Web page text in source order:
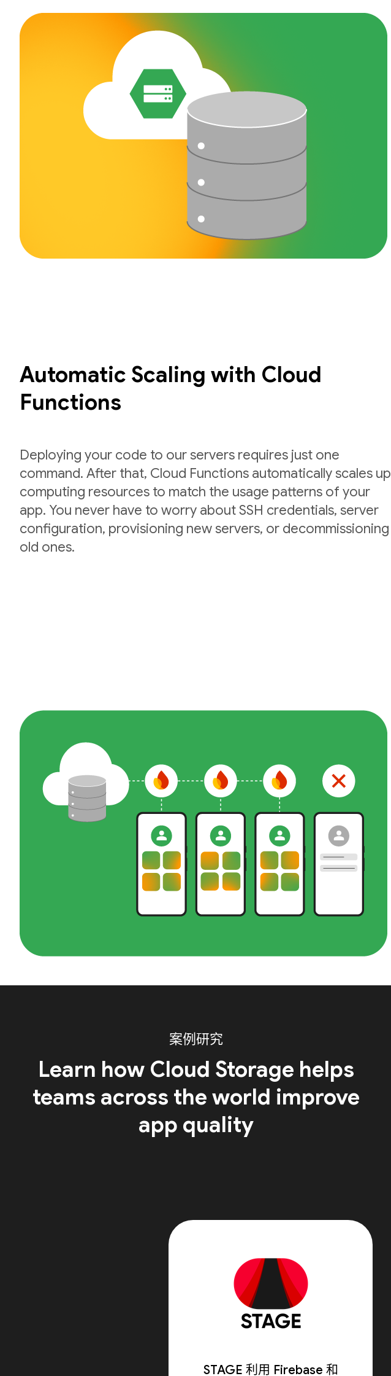
Automatic Scaling with Cloud
Functions
Deploying your code to our servers requires just one
command. After that, Cloud Functions automatically scales up
computing resources to match the usage patterns of your
app. You never have to worry about SSH credentials, server
configuration, provisioning new servers, or decommissioning
old ones.
案例研究
Learn how Cloud Storage helps
teams across the world improve
app quality
STAGE 利用 Firebase 和